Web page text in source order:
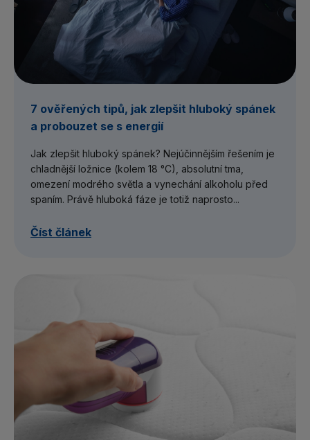
7 ověřených tipů, jak zlepšit hluboký spánek
a probouzet se s energií
Jak zlepšit hluboký spánek? Nejúčinnějším řešením je
chladnější ložnice (kolem 18 °C), absolutní tma,
omezení modrého světla a vynechání alkoholu před
spaním. Právě hluboká fáze je totiž naprosto...
Číst článek